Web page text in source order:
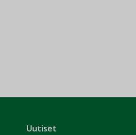
Uutiset